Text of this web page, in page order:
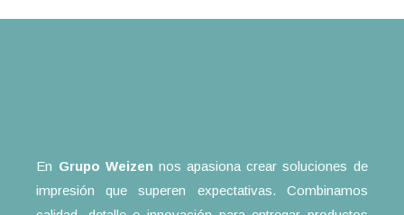
En Grupo Weizen nos apasiona crear soluciones de
impresión que superen expectativas. Combinamos